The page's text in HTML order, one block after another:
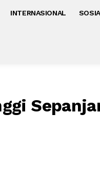
INTERNASIONAL